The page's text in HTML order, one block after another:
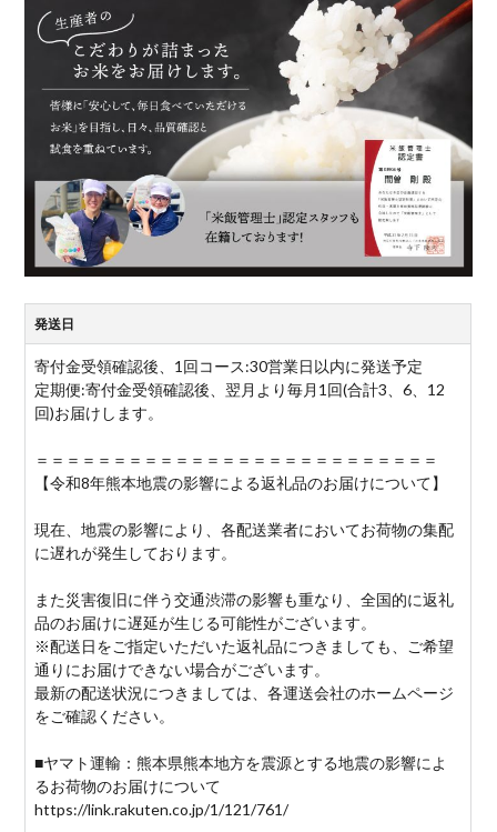
発送日
寄付金受領確認後、1回コース:30営業日以内に発送予定
定期便:寄付金受領確認後、翌月より毎月1回(合計3、6、12
回)お届けします。
＝＝＝＝＝＝＝＝＝＝＝＝＝＝＝＝＝＝＝＝＝＝＝＝＝＝
【令和8年熊本地震の影響による返礼品のお届けについて】
現在、地震の影響により、各配送業者においてお荷物の集配
に遅れが発生しております。
また災害復旧に伴う交通渋滞の影響も重なり、全国的に返礼
品のお届けに遅延が生じる可能性がございます。
※配送日をご指定いただいた返礼品につきましても、ご希望
通りにお届けできない場合がございます。
最新の配送状況につきましては、各運送会社のホームページ
をご確認ください。
■ヤマト運輸：熊本県熊本地方を震源とする地震の影響によ
るお荷物のお届けについて
https://link.rakuten.co.jp/1/121/761/